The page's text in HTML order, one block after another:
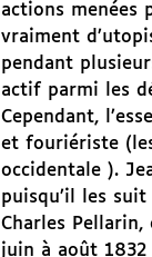
actions menées
vraiment
pendant
actif parmi les
Cependant,
et fouriériste
occidentale ).
puisqu’il les
Charles
juin à août 1832